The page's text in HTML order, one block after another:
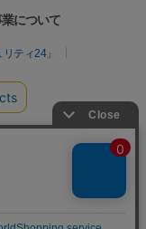
について
ティ24」